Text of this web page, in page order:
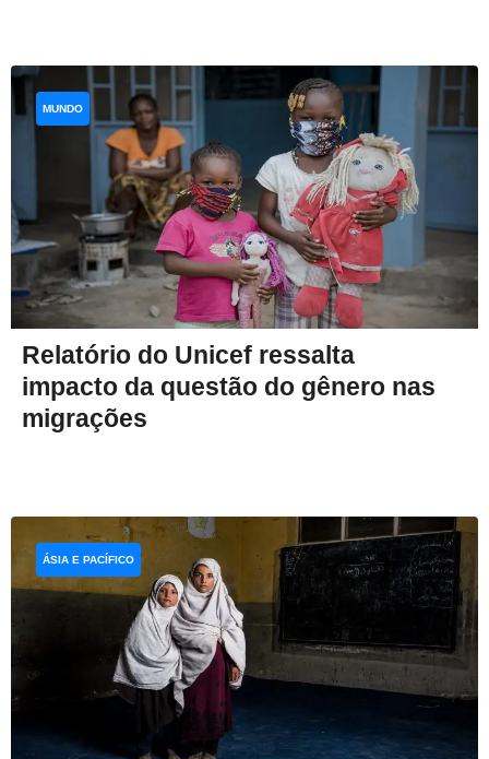
Relatório do Unicef ressalta
impacto da questão do gênero nas
migrações
MUNDO
ÁSIA E PACÍFICO